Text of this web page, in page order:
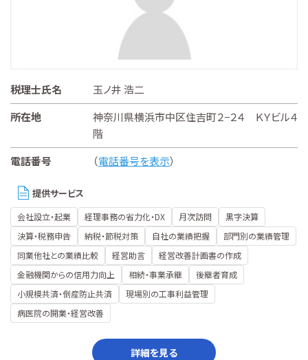
税理士氏名
玉ノ井 浩二
所在地
神奈川県横浜市中区住吉町２−２４ ＫＹビル４
階
電話番号
（電話番号を表示）
提供サービス
会社設立・起業 経理事務の省力化・DX 月次訪問
黒字決算
決算・税務申告
納税・節税対策 自社の業績把握
部門別の業績管理
同業他社との業績比較
経営助言
経営改善計画書の作成
金融機関からの信用力向上
相続・事業承継
後継者育成
小規模共済・倒産防止共済
現場別の工事利益管理
病医院の開業・経営改善
詳細を見る